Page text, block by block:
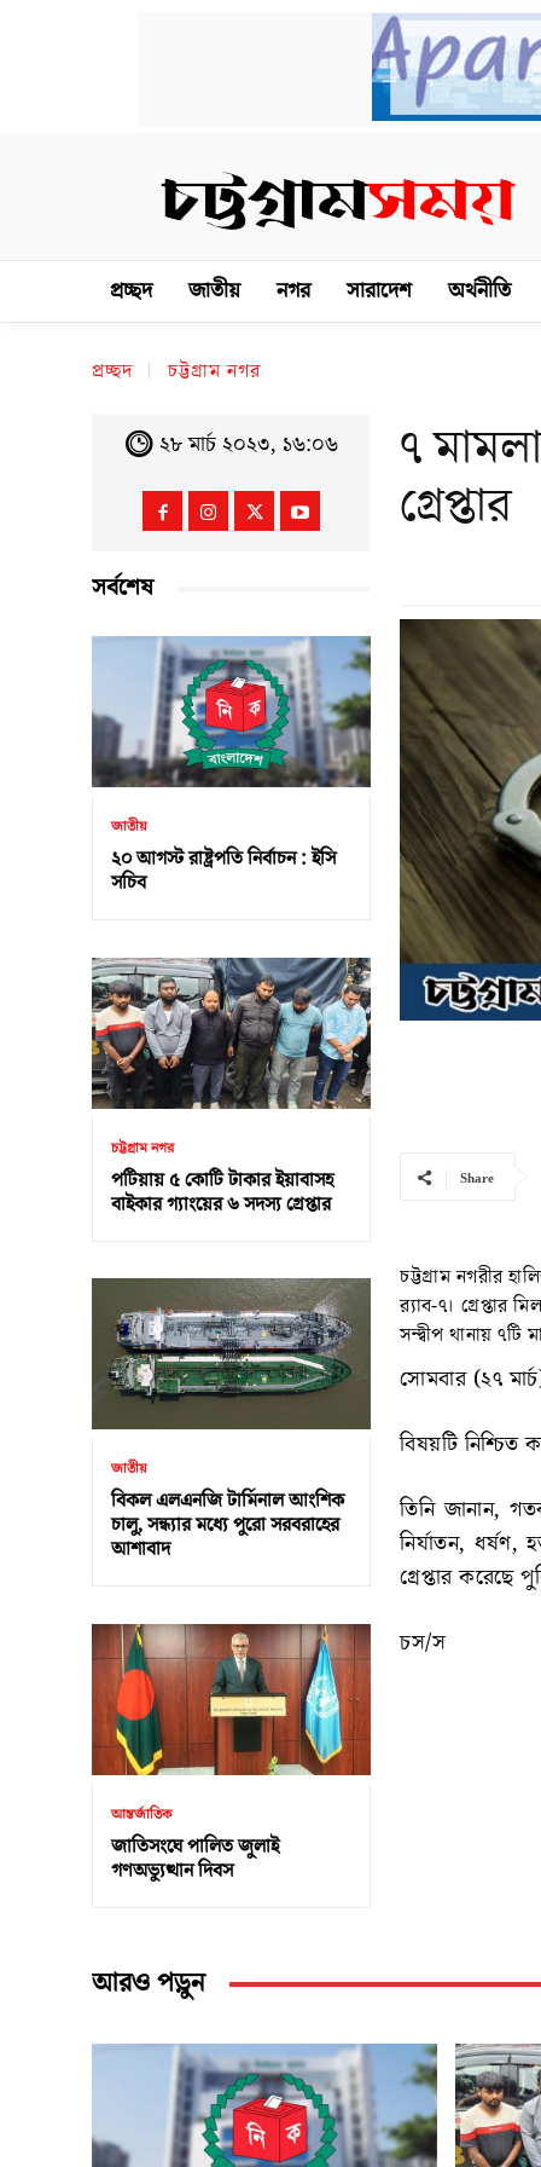
প্রচ্ছদ জাতীয় নগর সারাদেশ অর্থনীতি
প্রচ্ছদ চট্টগ্রাম নগর
২৮ মার্চ ২০২৩, ১৬:০৬
সর্বশেষ
জাতীয়
২০ আগস্ট রাষ্ট্রপতি নির্বাচন : ইসি
সচিব
চট্টগ্রাম নগর
পটিয়ায় ৫ কোটি টাকার ইয়াবাসহ
বাইকার গ্যাংয়ের ৬ সদস্য গ্রেপ্তার
জাতীয়
বিকল এলএনজি টার্মিনাল আংশিক
চালু, সন্ধ্যার মধ্যে পুরো সরবরাহের
আশাবাদ
আন্তর্জাতিক
জাতিসংঘে পালিত জুলাই
গণঅভ্যুত্থান দিবস
৭
গ্রেপ্তার
Share
চট্টগ্রাম নগরীর
র‌্যাব-৭। গ্রেপ্তার
সন্দ্বীপ থানায় ৭টি
সোমবার (২৭
বিষয়টি
তিনি জানান,
নির্যাতন, ধর্ষণ,
গ্রেপ্তার করেছে
চস/স
আরও পড়ুন